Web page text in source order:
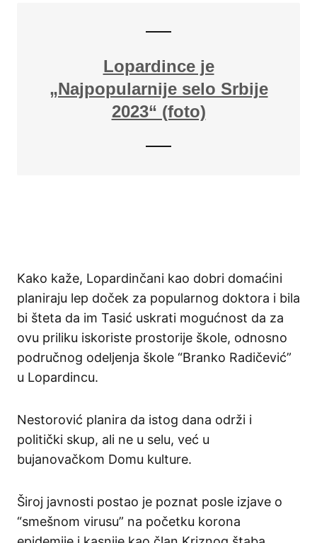
Lopardince je
„Najpopularnije selo Srbije
2023“ (foto)
Kako kaže, Lopardinčani kao dobri domaćini
planiraju lep doček za popularnog doktora i bila
bi šteta da im Tasić uskrati mogućnost da za
ovu priliku iskoriste prostorije škole, odnosno
područnog odeljenja škole “Branko Radičević”
u Lopardincu.
Nestorović planira da istog dana održi i
politički skup, ali ne u selu, već u
bujanovačkom Domu kulture.
Široj javnosti postao je poznat posle izjave o
“smešnom virusu” na početku korona